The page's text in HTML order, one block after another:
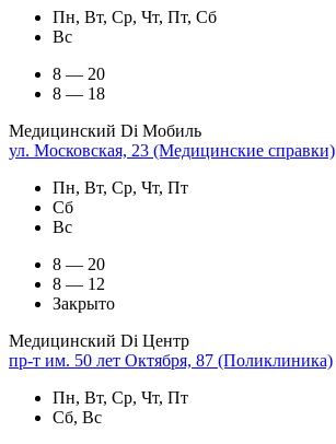
Пн, Вт, Ср, Чт, Пт, Сб
Вс
8 — 20
8 — 18
Медицинский Di Мобиль
ул. Московская, 23 (Медицинские справки)
Пн, Вт, Ср, Чт, Пт
Сб
Вс
8 — 20
8 — 12
Закрыто
Медицинский Di Центр
пр-т им. 50 лет Октября, 87 (Поликлиника)
Пн, Вт, Ср, Чт, Пт
Сб, Вс